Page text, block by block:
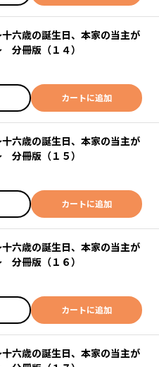
六歳の誕生日、本家の当主が
分冊版（１４）
カートに追加
六歳の誕生日、本家の当主が
分冊版（１５）
カートに追加
六歳の誕生日、本家の当主が
分冊版（１６）
カートに追加
六歳の誕生日、本家の当主が